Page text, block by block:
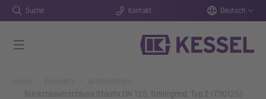
Suche Kontakt Deutsch
Rückstauverschluss Staufix DN 125, freiliegend, Typ 2 (730125)